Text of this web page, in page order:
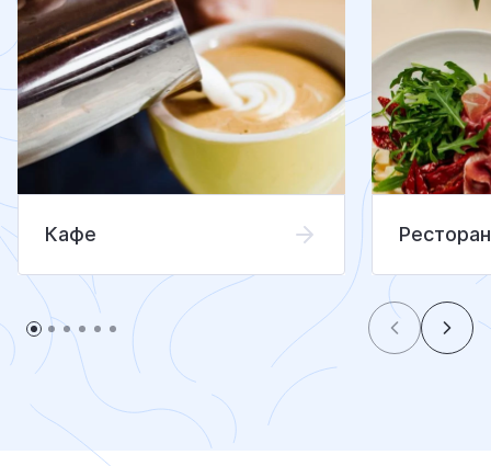
Кафе